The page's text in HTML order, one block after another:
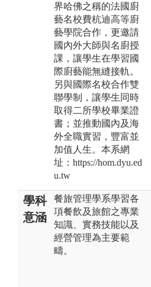
界哈佛之稱的法國廚
藝名校費杭迪高等廚
藝學院合作，更邀請
國內外大師與名廚授
課，讓學生在學習國
際廚藝能無縫接軌。
另與國際名校合作雙
聯學制，讓學生同時
取得二所學校畢業證
書；並推動國內及海
外全職實習，豐富並
加值人生。本系網
址：https://hom.dyu.ed
u.tw
學科
意涵
餐旅管理學系學習各
項餐飲及旅館之專業
知識、實務技能以及
經營管理為主要範
疇。